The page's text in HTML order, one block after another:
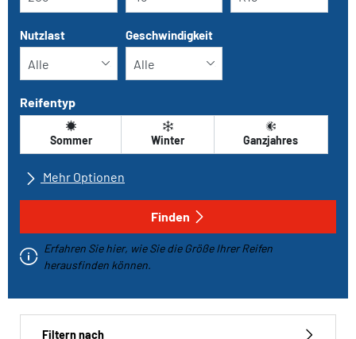
Nutzlast Geschwindigkeit
Reifentyp
Sommer Winter Ganzjahres
Mehr Optionen
Alle Marken
Fahrzeugtyp
Run-flat
Finden
Erfahren Sie hier, wie Sie die Größe Ihrer Reifen
herausfinden können.
Filtern nach